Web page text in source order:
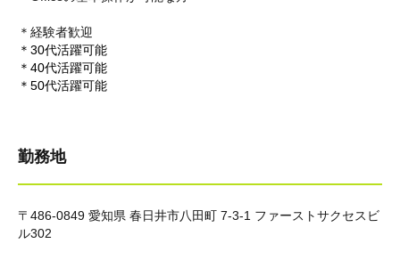
＊経験者歓迎
＊30代活躍可能
＊40代活躍可能
＊50代活躍可能
勤務地
〒486-0849 愛知県 春日井市八田町 7-3-1 ファーストサクセスビ
ル302